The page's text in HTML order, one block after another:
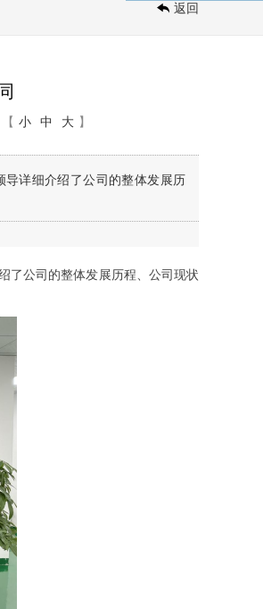
返回
【 小 中 大 】
详细介绍了公司的整体发展历
了公司的整体发展历程、公司现状